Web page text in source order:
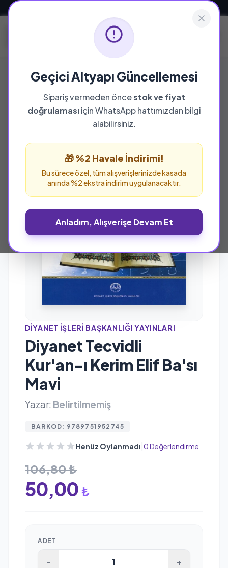
Geçici Altyapı Güncellemesi
Sipariş vermeden öncestok ve fiyat
doğrulamasıiçin WhatsApp hattımızdan bilgi
alabilirsiniz.
🎁 %2 Havale İndirimi!
Bu sürece özel, tüm alışverişlerinizde kasada
anında %2 ekstra indirim uygulanacaktır.
Anladım, Alışverişe Devam Et
%53 İNDİRİM
DIYANET İŞLERI BAŞKANLIĞI YAYINLARI
Diyanet Tecvidli
Kur'an-ı Kerim Elif Ba'sı
Mavi
Yazar: Belirtilmemiş
BARKOD: 9789751952745
Henüz Oylanmadı 0 Değerlendirme
106,80 ₺
50,00 ₺
ADET
- +